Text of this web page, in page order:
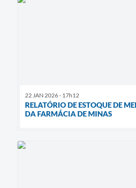
22 JAN 2026 - 17h12
RELATÓRIO DE ESTOQUE DE
DA FARMÁCIA DE MINAS